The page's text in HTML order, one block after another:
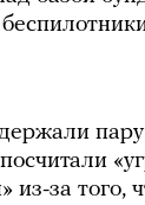
пару
из-за того,